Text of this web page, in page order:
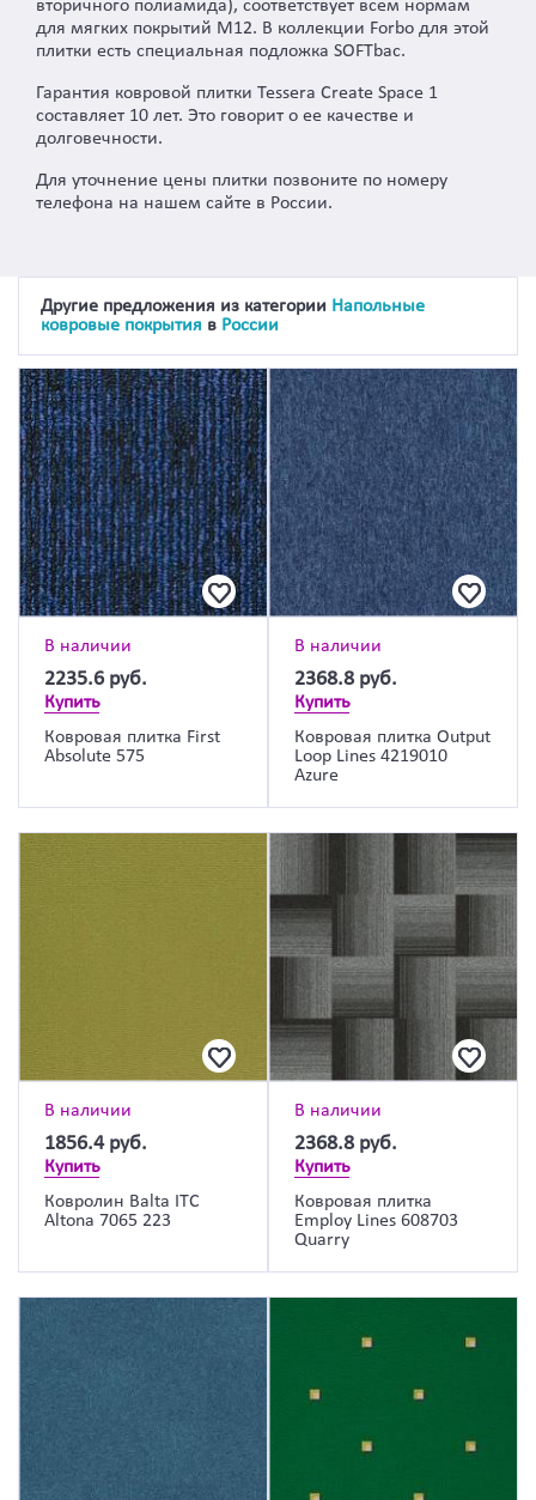
вторичного полиамида), соответствует всем нормам
для мягких покрытий M12. В коллекции Forbo для этой
плитки есть специальная подложка SOFTbac.
Гарантия ковровой плитки Tessera Create Space 1
составляет 10 лет. Это говорит о ее качестве и
долговечности.
Для уточнение цены плитки позвоните по номеру
телефона на нашем сайте в России.
Другие предложения из категории Напольные
ковровые покрытия в России
В наличии
2235.6 руб.
Купить
Ковровая плитка First
Absolute 575
В наличии
2368.8 руб.
Купить
Ковровая плитка Output
Loop Lines 4219010
Azure
В наличии
1856.4 руб.
Купить
Ковролин Balta ITC
Altona 7065 223
В наличии
2368.8 руб.
Купить
Ковровая плитка
Employ Lines 608703
Quarry